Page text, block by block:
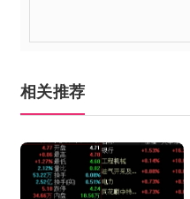
相关推荐